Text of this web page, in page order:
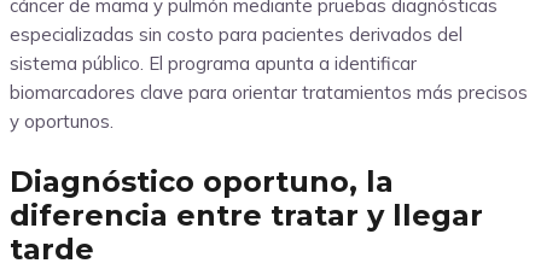
cáncer de mama y pulmón mediante pruebas diagnósticas
especializadas sin costo para pacientes derivados del
sistema público. El programa apunta a identificar
biomarcadores clave para orientar tratamientos más precisos
y oportunos.
Diagnóstico oportuno, la
diferencia entre tratar y llegar
tarde